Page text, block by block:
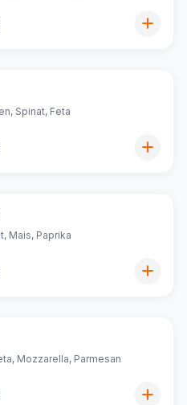
Spinat, Feta
Mais, Paprika
Mozzarella, Parmesan